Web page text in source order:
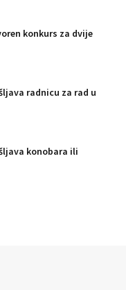
konkurs za dvije
radnicu za rad u
konobara ili